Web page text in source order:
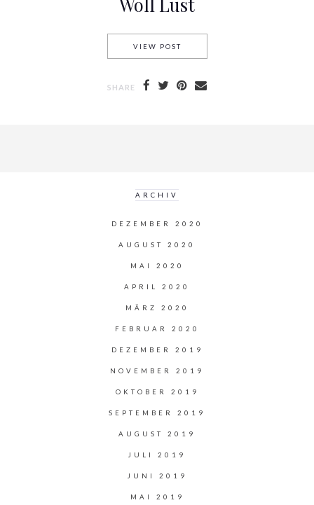
VIEW POST
SHARE
ARCHIV
DEZEMBER 2020
AUGUST 2020
MAI 2020
APRIL 2020
MÄRZ 2020
FEBRUAR 2020
DEZEMBER 2019
NOVEMBER 2019
OKTOBER 2019
SEPTEMBER 2019
AUGUST 2019
JULI 2019
JUNI 2019
MAI 2019